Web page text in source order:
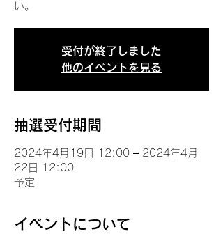
い。
受付が終了しました
他のイベントを見る
抽選受付期間
2024年4月19日 12:00 – 2024年4月
22日 12:00
予定
イベントについて